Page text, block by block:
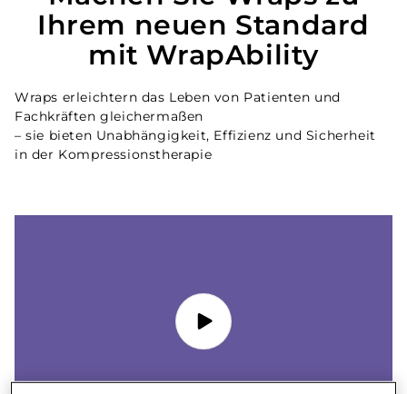
Ihrem neuen Standard
mit WrapAbility
Wraps erleichtern das Leben von Patienten und
Fachkräften gleichermaßen
– sie bieten Unabhängigkeit, Effizienz und Sicherheit
in der Kompressionstherapie